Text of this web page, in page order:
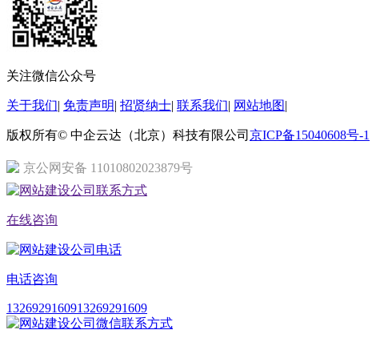
关注微信公众号
关于我们| 免责声明| 招贤纳士| 联系我们| 网站地图|
版权所有© 中企云达（北京）科技有限公司 京ICP备15040608号-1
京公网安备 11010802023879号
在线咨询
电话咨询
1326929160913269291609